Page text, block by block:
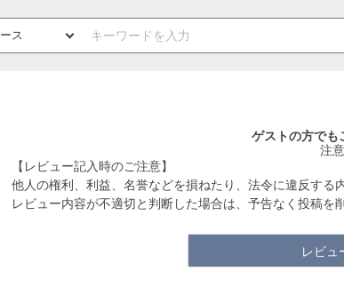
ゲストの方でも
注
【レビュー記入時のご注意】
他人の権利、利益、名誉などを損ねたり、法令に違反す
レビュー内容が不適切と判断した場合は、予告なく投稿を
レビュ